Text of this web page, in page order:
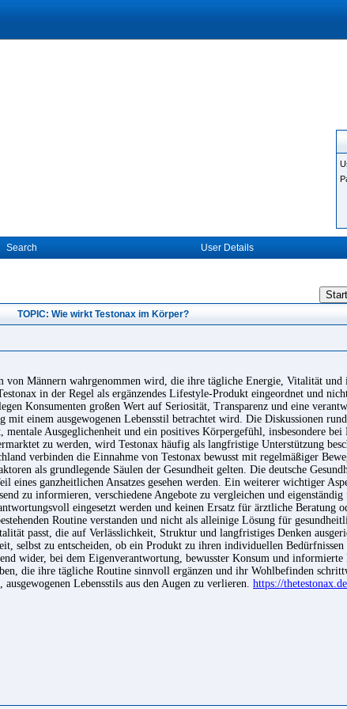
Search User Details
TOPIC: Wie wirkt Testonax im Körper?
von Männern wahrgenommen wird, die ihre tägliche Energie, Vitalität
in der Regel als ergänzendes Lifestyle-Produkt eingeordnet und
Konsumenten großen Wert auf Seriosität, Transparenz und eine
mit einem ausgewogenen Lebensstil betrachtet wird. Die Diskussionen
Ausgeglichenheit und ein positives Körpergefühl, insbesondere
zu werden, wird Testonax häufig als langfristige Unterstützung
verbinden die Einnahme von Testonax bewusst mit regelmäßiger
als grundlegende Säulen der Gesundheit gelten. Die deutsche
eines ganzheitlichen Ansatzes gesehen werden. Ein weiterer wichtiger
zu informieren, verschiedene Angebote zu vergleichen und
eingesetzt werden und keinen Ersatz für ärztliche Beratung
Routine verstanden und nicht als alleinige Lösung für
passt, die auf Verlässlichkeit, Struktur und langfristiges Denken
selbst zu entscheiden, ob ein Produkt zu ihren individuellen Bedürfnissen
wider, bei dem Eigenverantwortung, bewusster Konsum und
die ihre tägliche Routine sinnvoll ergänzen und ihr Wohlbefinden
Lebensstils aus den Augen zu verlieren. https://